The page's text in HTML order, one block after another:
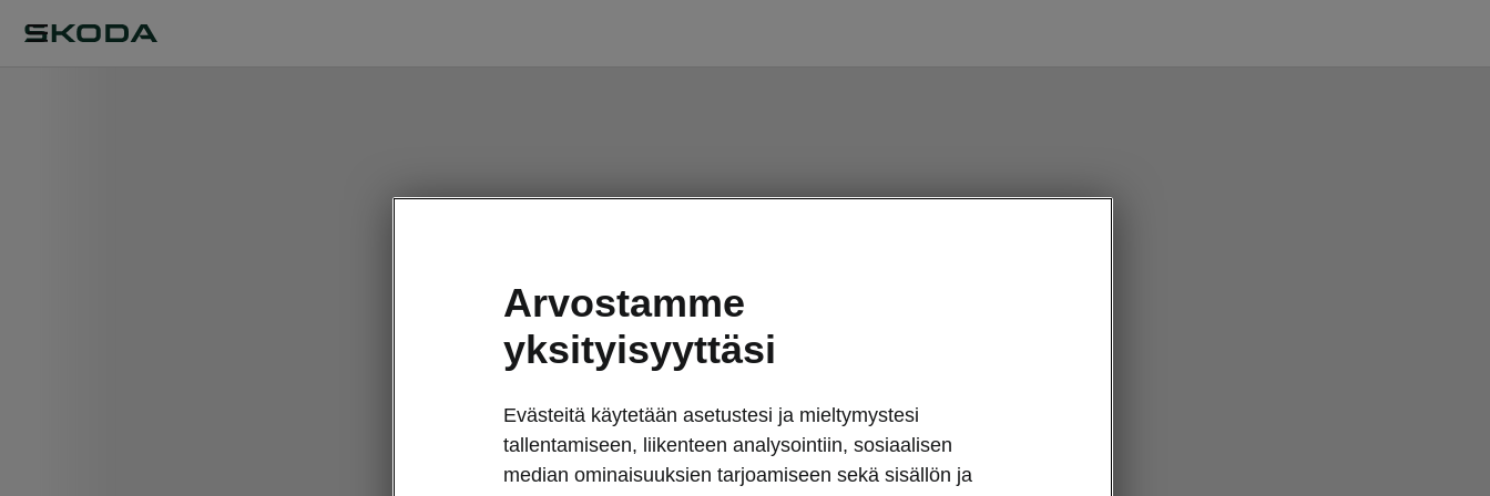
Arvostamme
yksityisyyttäsi
Evästeitä käytetään asetustesi ja mieltymystesi
tallentamiseen, liikenteen analysointiin, sosiaalisen
median ominaisuuksien tarjoamiseen sekä sisällön ja